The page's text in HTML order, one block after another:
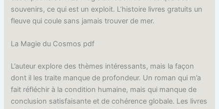
souvenirs, ce qui est un exploit. L’histoire livres gratuits un
fleuve qui coule sans jamais trouver de mer.
La Magie du Cosmos pdf
L’auteur explore des thèmes intéressants, mais la façon
dont il les traite manque de profondeur. Un roman qui m’a
fait réfléchir à la condition humaine, mais qui manque de
conclusion satisfaisante et de cohérence globale. Les livres